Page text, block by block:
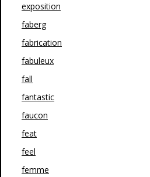
exposition
faberg
fabrication
fabuleux
fall
fantastic
faucon
feat
feel
femme